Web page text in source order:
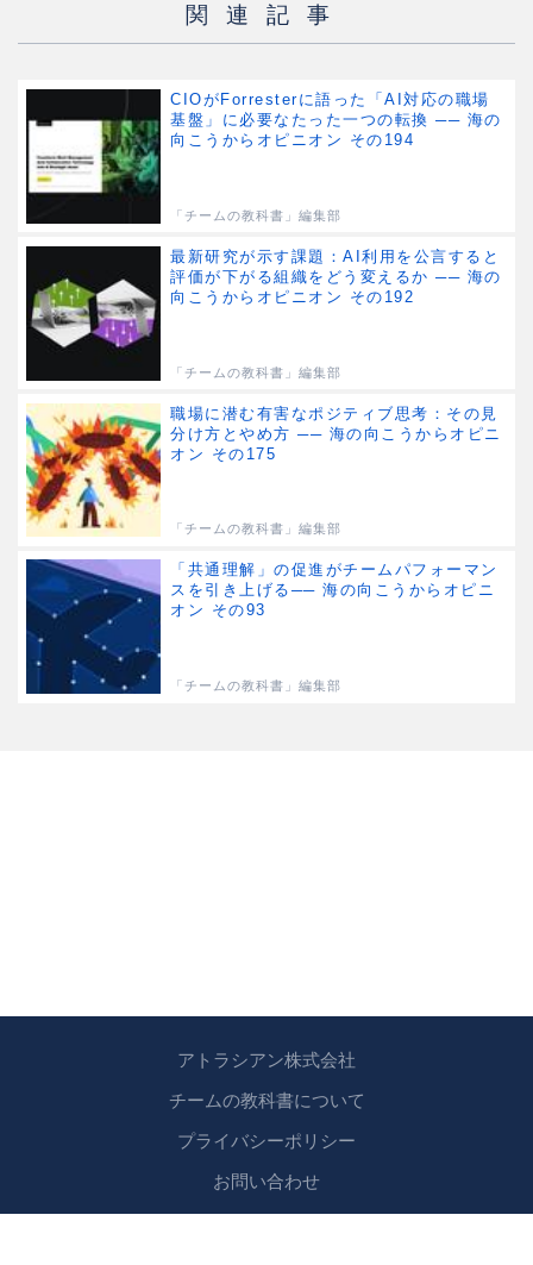
関連記事
CIOがForresterに語った「AI対応の職場
基盤」に必要なたった一つの転換 ── 海の
向こうからオピニオン その194
「チームの教科書」編集部
最新研究が示す課題：AI利用を公言すると
評価が下がる組織をどう変えるか ── 海の
向こうからオピニオン その192
「チームの教科書」編集部
職場に潜む有害なポジティブ思考：その見
分け方とやめ方 ── 海の向こうからオピニ
オン その175
「チームの教科書」編集部
「共通理解」の促進がチームパフォーマン
スを引き上げる── 海の向こうからオピニ
オン その93
「チームの教科書」編集部
アトラシアン株式会社
チームの教科書について
プライバシーポリシー
お問い合わせ